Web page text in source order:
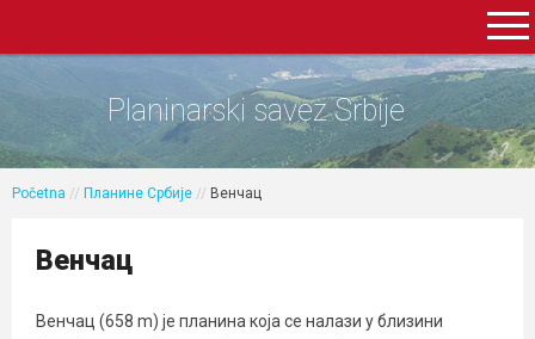
Planinarski savez Srbije
Početna // Планине Србије // Венчац
Венчац
Венчац (658 m) је планина која се налази у близини